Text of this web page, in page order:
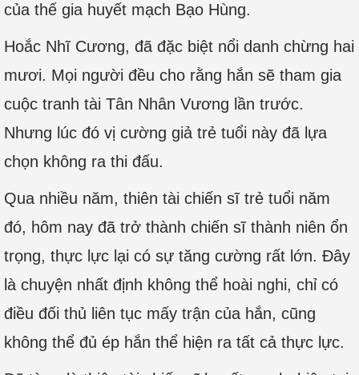
của thế gia huyết mạch Bạo Hùng.
Hoắc Nhĩ Cương, đã đặc biệt nổi danh chừng hai
mươi. Mọi người đều cho rằng hắn sẽ tham gia
cuộc tranh tài Tân Nhân Vương lần trước.
Nhưng lúc đó vị cường giả trẻ tuổi này đã lựa
chọn không ra thi đấu.
Qua nhiều năm, thiên tài chiến sĩ trẻ tuổi năm
đó, hôm nay đã trở thành chiến sĩ thành niên ổn
trọng, thực lực lại có sự tăng cường rất lớn. Đây
là chuyện nhất định không thể hoài nghi, chỉ có
điều đối thủ liên tục mấy trận của hắn, cũng
không thể đủ ép hắn thể hiện ra tất cả thực lực.